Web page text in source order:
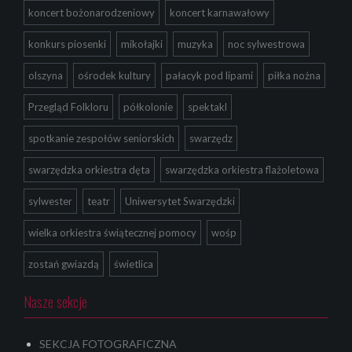
koncert bożonarodzeniowy koncert karnawałowy
konkurs piosenki mikołajki muzyka noc sylwestrowa
olszyna ośrodek kultury pałacyk pod lipami piłka nożna
Przegląd Folkloru półkolonie spektakl
spotkanie zespołów seniorskich swarzędz
swarzędzka orkiestra dęta swarzędzka orkiestra flażoletowa
sylwester teatr Uniwersytet Swarzędzki
wielka orkiestra świątecznej pomocy wośp
zostań gwiazdą świetlica
Nasze sekcje
SEKCJA FOTOGRAFICZNA